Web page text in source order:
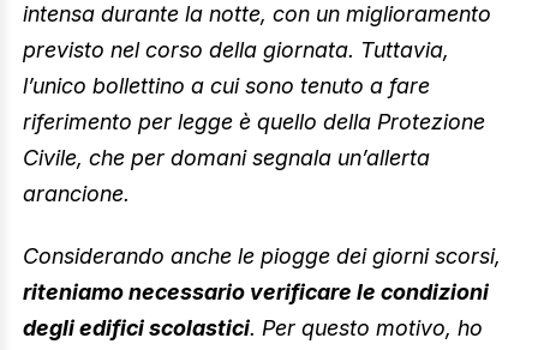
intensa durante la notte, con un miglioramento
previsto nel corso della giornata. Tuttavia,
l’unico bollettino a cui sono tenuto a fare
riferimento per legge è quello della Protezione
Civile, che per domani segnala un’allerta
arancione.
Considerando anche le piogge dei giorni scorsi,
riteniamo necessario verificare le condizioni
degli edifici scolastici. Per questo motivo, ho